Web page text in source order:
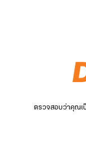
ตรวจสอบว่าคุณเ